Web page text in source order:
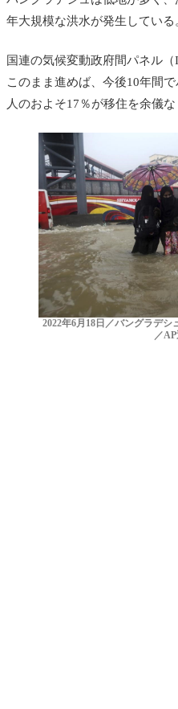
年大規模な洪水が発生している
国連の気候変動政府間パネル
このまま進めば、今後10年間
人のおよそ17％が移住を余儀な
2022年6月18日／バングラデ
／AP